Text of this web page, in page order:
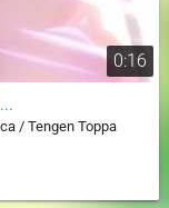
0:16
/ Tengen Toppa